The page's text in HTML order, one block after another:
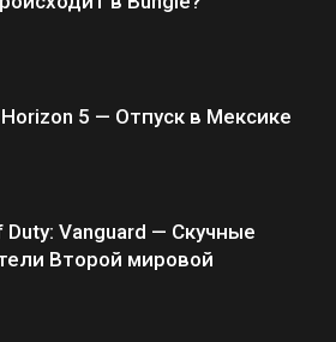
5 — Отпуск в Мексике
Duty: Vanguard — Скучные
Второй мировой